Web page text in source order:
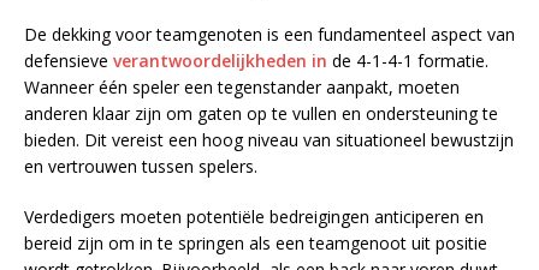
De dekking voor teamgenoten is een fundamenteel aspect van
defensieve verantwoordelijkheden in de 4-1-4-1 formatie.
Wanneer één speler een tegenstander aanpakt, moeten
anderen klaar zijn om gaten op te vullen en ondersteuning te
bieden. Dit vereist een hoog niveau van situationeel bewustzijn
en vertrouwen tussen spelers.
Verdedigers moeten potentiële bedreigingen anticiperen en
bereid zijn om in te springen als een teamgenoot uit positie